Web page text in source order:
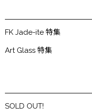
FK Jade-ite 特集
Art Glass 特集
SOLD OUT!